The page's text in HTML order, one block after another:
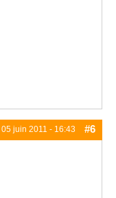
05 juin 2011 - 16:43 #6